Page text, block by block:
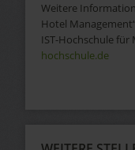
Weitere
Hotel
IST-Hochschule
hochschule.de